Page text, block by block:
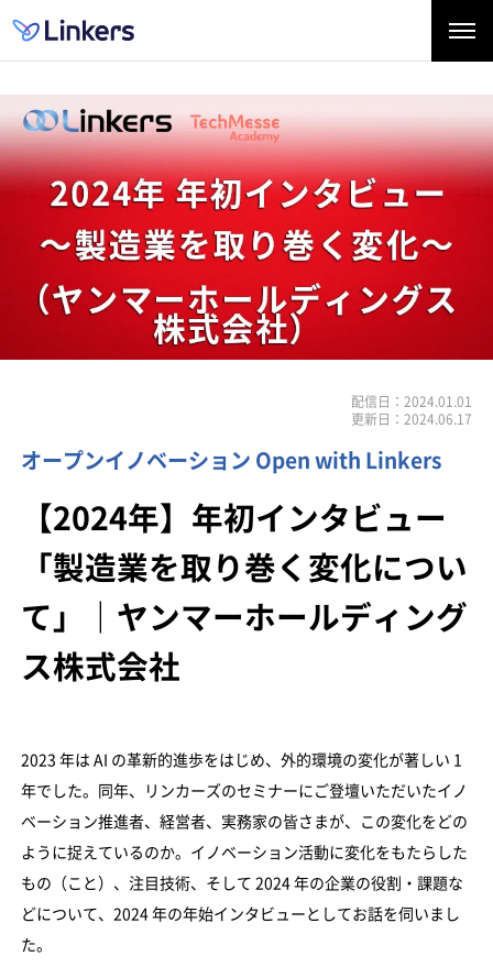
配信日：2024.01.01
更新日：2024.06.17
オープンイノベーション Open with Linkers
【2024年】年初インタビュー
「製造業を取り巻く変化につい
て」｜ヤンマーホールディング
ス株式会社
2023 年は AI の革新的進歩をはじめ、外的環境の変化が著しい 1
年でした。同年、リンカーズのセミナーにご登壇いただいたイノ
ベーション推進者、経営者、実務家の皆さまが、この変化をどの
ように捉えているのか。イノベーション活動に変化をもたらした
もの（こと）、注目技術、そして 2024 年の企業の役割・課題な
どについて、2024 年の年始インタビューとしてお話を伺いまし
た。